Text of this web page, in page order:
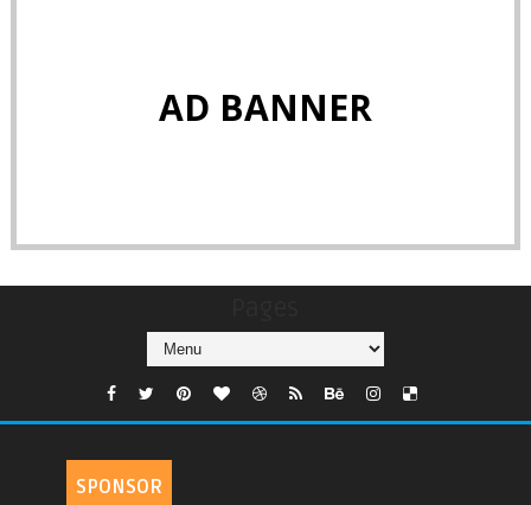
AD BANNER
SPONSOR